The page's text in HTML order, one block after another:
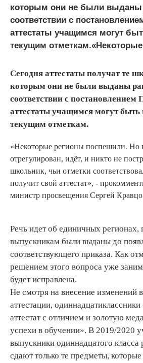
которым они не были выданы
соответствии с
аттестаты учащимся могут
текущим
Сегодня аттестаты получат те
которым они не были выданы
соответствии с постановлением
аттестаты учащимся могут
текущим отметкам.
«Некоторые регионы поспешили. Но
отрегулирован, идёт, и никто не
школьник, чьи отметки
получит свой аттестат», -
министр просвещения Сергей
Речь идет об единичных регионах,
выпускникам были выданы до
соответствующего приказа. Как
решением этого вопроса уже
будет исправлена.
Не смотря на внесение изменений
аттестации,
аттестат с отличием и золотую
успехи в обучении». В 2019/2020
выпускники одиннадцатого
сдают только те предметы,